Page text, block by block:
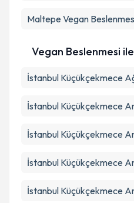
Maltepe Vegan
Vegan Beslenmesi
İstanbul Küçükçekmece
İstanbul Küçükçekmece
İstanbul Küçükçekmece
İstanbul Küçükçekmece
İstanbul Küçükçekmece